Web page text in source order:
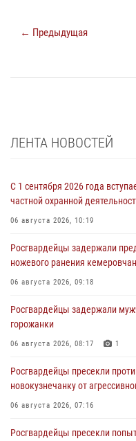
← Предыдущая
ЛЕНТА НОВОСТЕЙ
С 1 сентября 2026 года
частной охранной
06 августа 2026, 10:19
Росгвардейцы задержали
ножевого ранения
06 августа 2026, 09:18
Росгвардейцы задержали
горожанки
06 августа 2026, 08:17 1
Росгвардейцы пресекли
новокузнечанку от
06 августа 2026, 07:16
Росгвардейцы пресекли